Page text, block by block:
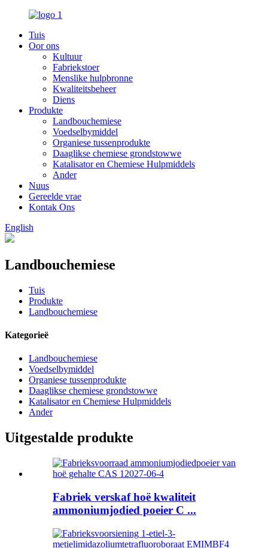
Tuis
Oor ons
Kultuur
Fabriekstoer
Menslike hulpbronne
Kwaliteitsbeheer
Diens
Produkte
Landbouchemiese
Voedselbymiddel
Organiese tussenprodukte
Daaglikse chemiese grondstowwe
Katalisator en Chemiese Hulpmiddels
Ander
Nuus
Gereelde vrae
Kontak Ons
English
Landbouchemiese
Tuis
Produkte
Landbouchemiese
Kategorieë
Landbouchemiese
Voedselbymiddel
Organiese tussenprodukte
Daaglikse chemiese grondstowwe
Katalisator en Chemiese Hulpmiddels
Ander
Uitgestalde produkte
Fabriek verskaf hoë kwaliteit
ammoniumjodied poeier C ...